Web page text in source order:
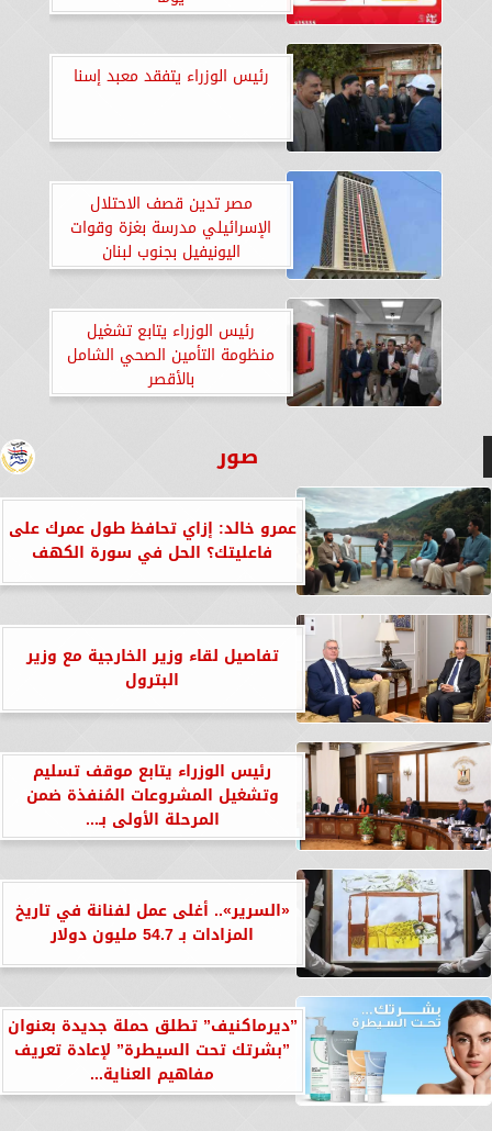
رئيس الوزراء يتفقد معبد إسنا
مصر تدين قصف الاحتلال
الإسرائيلي مدرسة بغزة وقوات
اليونيفيل بجنوب لبنان
رئيس الوزراء يتابع تشغيل
منظومة التأمين الصحي الشامل
بالأقصر
صور
عمرو خالد: إزاي تحافظ طول عمرك على
فاعليتك؟ الحل في سورة الكهف
تفاصيل لقاء وزير الخارجية مع وزير
البترول
رئيس الوزراء يتابع موقف تسليم
وتشغيل المشروعات المُنفذة ضمن
المرحلة الأولى بـ...
«السرير».. أغلى عمل لفنانة في تاريخ
المزادات بـ 54.7 مليون دولار
”ديرماكنيف” تطلق حملة جديدة بعنوان
”بشرتك تحت السيطرة” لإعادة تعريف
مفاهيم العناية...